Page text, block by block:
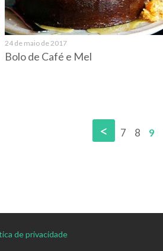
24 de maio de 2017
Bolo de Café e Mel
< 7 8 9
de privacidade